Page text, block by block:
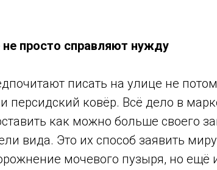
не просто справляют нужду
писать на улице не
персидский ковёр. Всё дело в
как можно больше своего
вида. Это их способ заявить
мочевого пузыря, но ещё